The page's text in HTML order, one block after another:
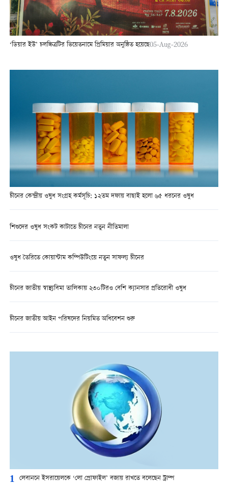
‘ডিয়ার ইউ’ চলচ্চিত্রটির ভিয়েতনামে প্রিমিয়ার অনুষ্ঠিত হয়েছে05-Aug-2026
চীনের কেন্দ্রীয় ওষুধ সংগ্রহ কর্মসূচি: ১২তম দফায় বাছাই হলো ৬৫ ধরনের ওষুধ
শিশুদের ওষুধ সংকট কাটাতে চীনের নতুন নীতিমালা
ওষুধ তৈরিতে কোয়ান্টাম কম্পিউটিংয়ে নতুন সাফল্য চীনের
চীনের জাতীয় স্বাস্থ্যবিমা তালিকায় ২৩০টিরও বেশি ক্যানসার প্রতিরোধী ওষুধ
চীনের জাতীয় আইন পরিষদের নিয়মিত অধিবেশন শুরু
1 লেবাননে ইসরায়েলকে ‘লো প্রোফাইল’ বজায় রাখতে বলেছেন ট্রাম্প